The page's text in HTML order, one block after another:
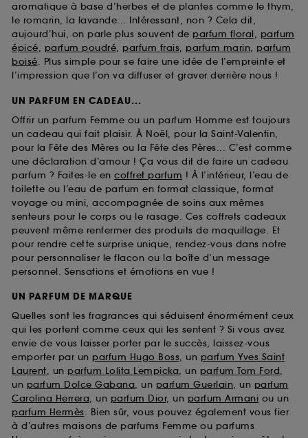
aromatique à base d’herbes et de plantes comme le thym,
le romarin, la lavande... Intéressant, non ? Cela dit,
aujourd’hui, on parle plus souvent de parfum floral, parfum
épicé, parfum poudré, parfum frais, parfum marin, parfum
boisé. Plus simple pour se faire une idée de l’empreinte et
l’impression que l’on va diffuser et graver derrière nous !
UN PARFUM EN CADEAU...
Offrir un parfum Femme ou un parfum Homme est toujours
un cadeau qui fait plaisir. À Noël, pour la Saint-Valentin,
pour la Fête des Mères ou la Fête des Pères... C’est comme
une déclaration d’amour ! Ça vous dit de faire un cadeau
parfum ? Faites-le en coffret parfum ! À l’intérieur, l’eau de
toilette ou l’eau de parfum en format classique, format
voyage ou mini, accompagnée de soins aux mêmes
senteurs pour le corps ou le rasage. Ces coffrets cadeaux
peuvent même renfermer des produits de maquillage. Et
pour rendre cette surprise unique, rendez-vous dans notre
pour personnaliser le flacon ou la boîte d’un message
personnel. Sensations et émotions en vue !
UN PARFUM DE MARQUE
Quelles sont les fragrances qui séduisent énormément ceux
qui les portent comme ceux qui les sentent ? Si vous avez
envie de vous laisser porter par le succès, laissez-vous
emporter par un parfum Hugo Boss, un parfum Yves Saint
Laurent, un parfum Lolita Lempicka, un parfum Tom Ford,
un parfum Dolce Gabana, un parfum Guerlain, un parfum
Carolina Herrera, un parfum Dior, un parfum Armani ou un
parfum Hermès. Bien sûr, vous pouvez également vous fier
à d’autres maisons de parfums Femme ou parfums